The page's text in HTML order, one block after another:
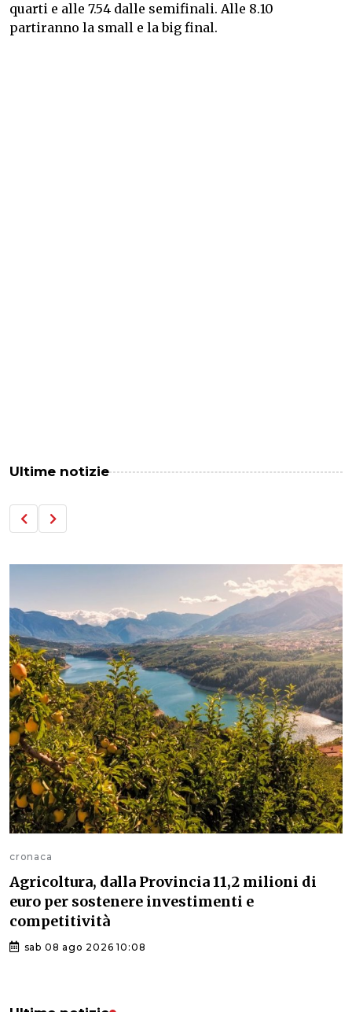
quarti e alle 7.54 dalle semifinali. Alle 8.10
partiranno la small e la big final.
Ultime notizie
cronaca
Agricoltura, dalla Provincia 11,2 milioni di
euro per sostenere investimenti e
competitività
sab 08 ago 2026 10:08